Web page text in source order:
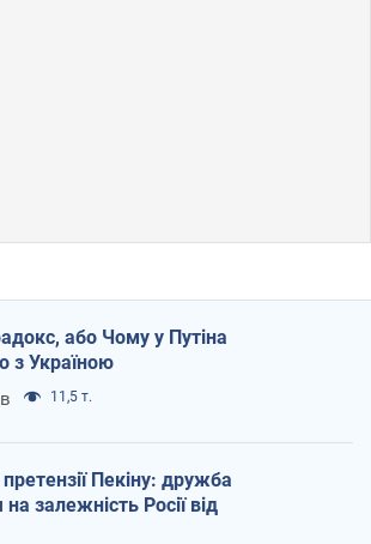
або Чому у Путіна
з Україною
11,5 т.
Пекіну: дружба
залежність Росії від